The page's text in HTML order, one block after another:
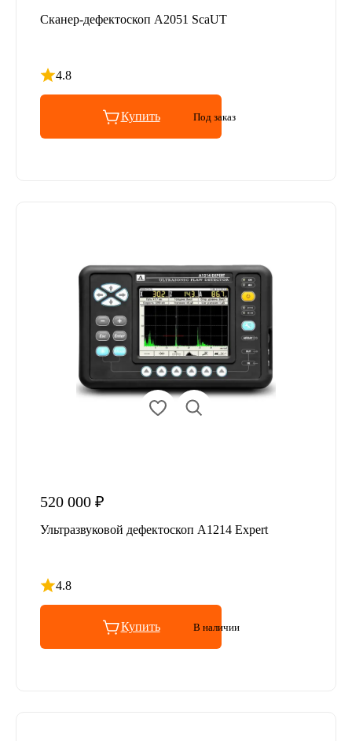
Сканер-дефектоскоп A2051 ScaUT
4.8
Рейтинг 4.8 из 5
Купить Под заказ
520 000 ₽
Ультразвуковой дефектоскоп A1214 Expert
4.8
Рейтинг 4.8 из 5
Купить В наличии